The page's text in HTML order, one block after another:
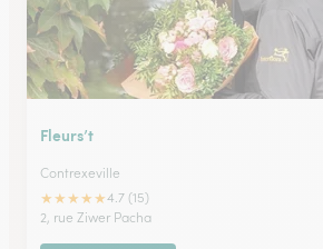
Fleurs’t
Contrexeville
★★★★★4.7 (15)
2, rue Ziwer Pacha